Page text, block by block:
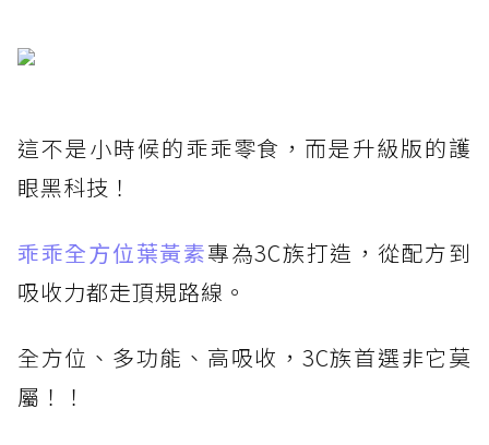
這不是小時候的乖乖零食，而是升級版的護
眼黑科技！
乖乖全方位葉黃素專為3C族打造，從配方到
吸收力都走頂規路線。
全方位、多功能、高吸收，3C族首選非它莫
屬！！